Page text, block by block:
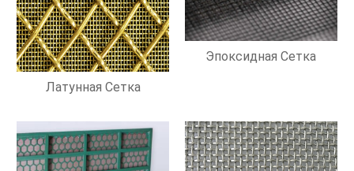
Латунная Сетка
Эпоксидная Сетка